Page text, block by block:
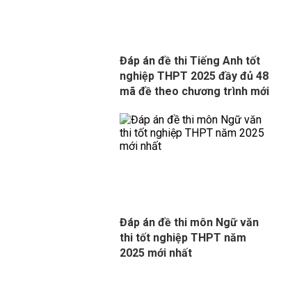
Đáp án đề thi Tiếng Anh tốt
nghiệp THPT 2025 đầy đủ 48
mã đề theo chương trình mới
Đáp án đề thi môn Ngữ văn
thi tốt nghiệp THPT năm
2025 mới nhất